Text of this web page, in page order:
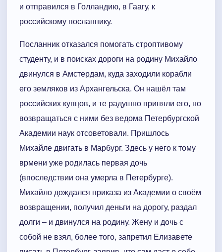
и отправился в Голландию, в Гаагу, к
российскому посланнику.
Посланник отказался помогать строптивому
студенту, и в поисках дороги на родину Михайло
двинулся в Амстердам, куда заходили корабли
его земляков из Архангельска. Он нашёл там
российских купцов, и те радушно приняли его, но
возвращаться с ними без ведома Петербургской
Академии наук отсоветовали. Пришлось
Михайле двигать в Марбург. Здесь у него к тому
врмени уже родилась первая дочь
(впоследствии она умерла в Петербурге).
Михайло дождался приказа из Академии о своём
возвращении, получил деньги на дорогу, раздал
долги – и двинулся на родину. Жену и дочь с
собой не взял, более того, запретил Елизавете